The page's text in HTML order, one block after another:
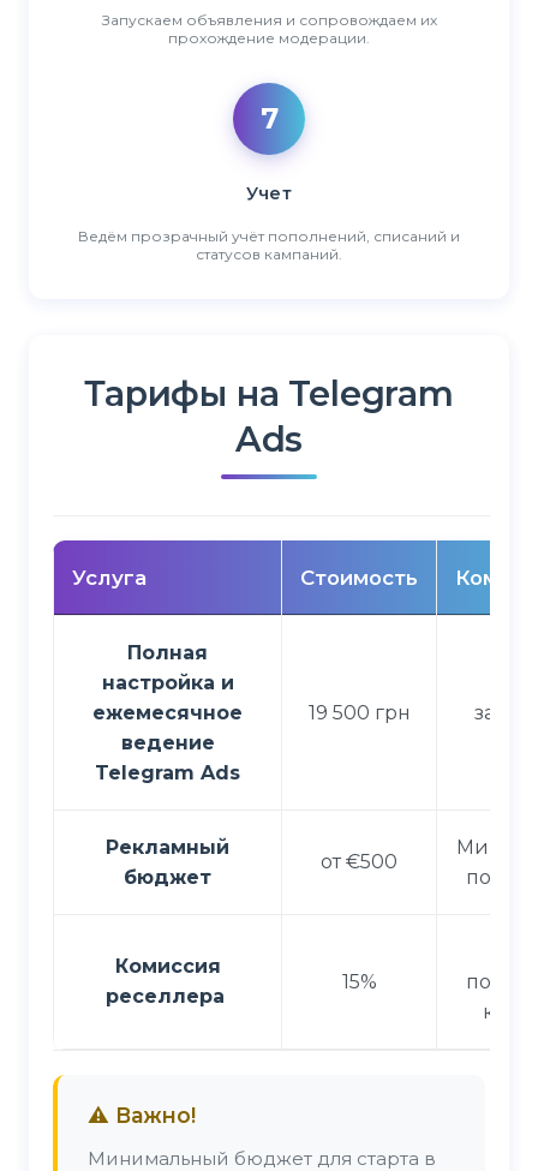
Запускаем объявления и сопровождаем их
прохождение модерации.
7
Учет
Ведём прозрачный учёт пополнений, списаний и
статусов кампаний.
Тарифы на Telegram
Ads
Услуга Стоимость
Полная
настройка и
ежемесячное
ведение
Telegram Ads
19 500 грн
Рекламный
бюджет
от €500
Комиссия
реселлера
15%
⚠️ Важно!
Минимальный бюджет для старта в